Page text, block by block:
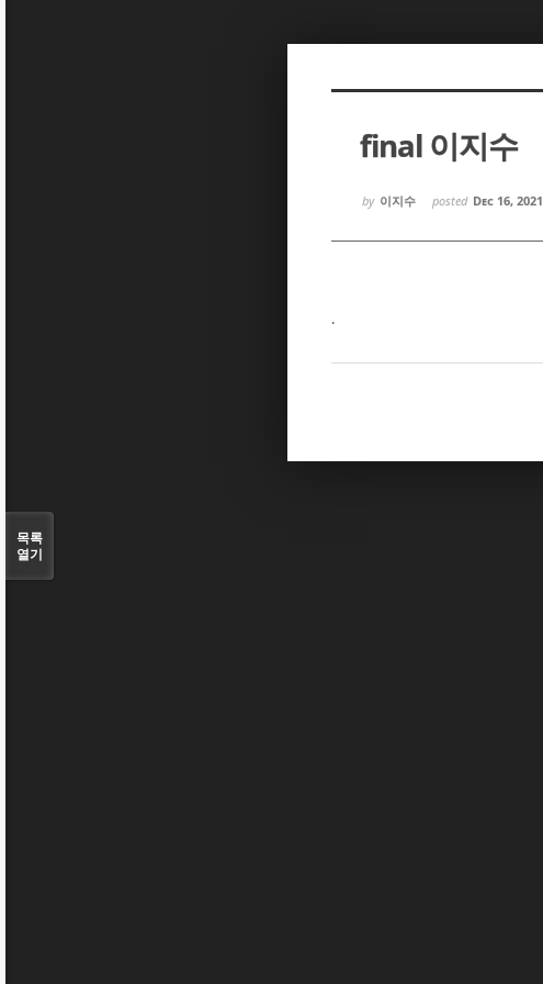
final 이지수
by 이지수 posted Dec 16, 2021
.
목록
열기
Sketchbook5, 스케치북5
Sketchbook5, 스케치북5
Sketchbook5, 스케치북5
Sketchbook5, 스케치북5